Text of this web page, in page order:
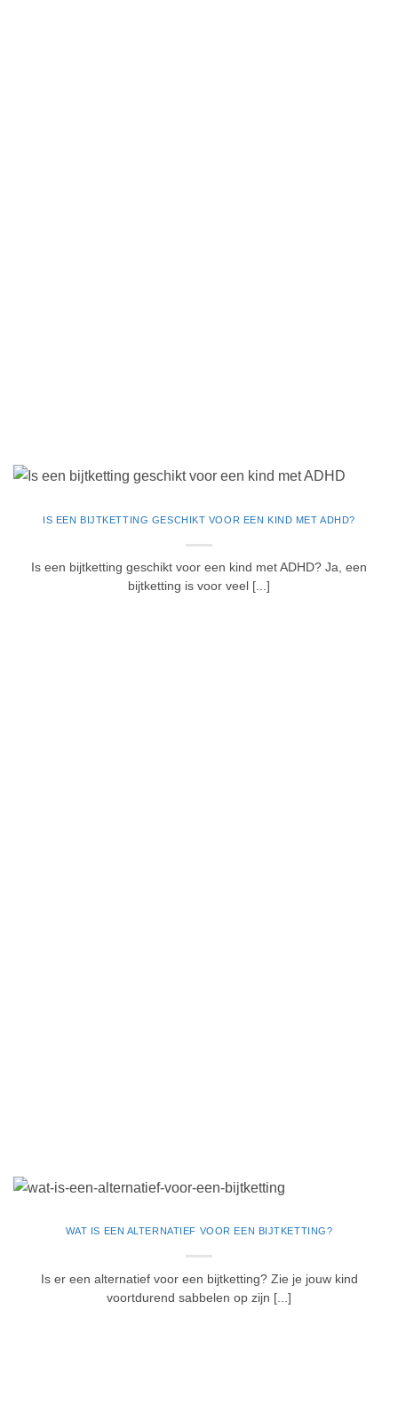
IS EEN BIJTKETTING GESCHIKT VOOR EEN KIND MET ADHD?
Is een bijtketting geschikt voor een kind met ADHD? Ja, een
bijtketting is voor veel [...]
WAT IS EEN ALTERNATIEF VOOR EEN BIJTKETTING?
Is er een alternatief voor een bijtketting? Zie je jouw kind
voortdurend sabbelen op zijn [...]